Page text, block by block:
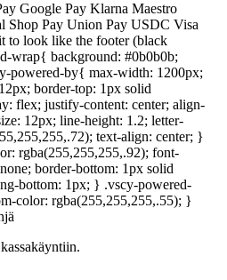
Google Pay Klarna Maestro
Shop Pay Union Pay USDC Visa
to look like the footer (black
wrap{ background: #0b0b0b;
powered-by{ max-width: 1200px;
border-top: 1px solid
flex; justify-content: center; align-
12px; line-height: 1.2; letter-
text-align: center; }
rgba(255,255,255,.92); font-
border-bottom: 1px solid
bottom: 1px; } .vscy-powered-
color: rgba(255,255,255,.55); }